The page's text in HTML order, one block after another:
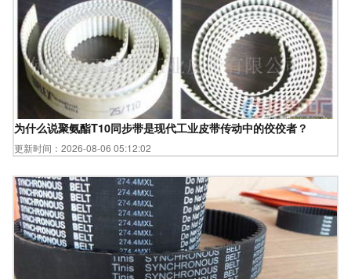
为什么说聚氨酯T10同步带是现代工业皮带传动中的佼佼者？
更新时间：2026-08-06 05:12:02